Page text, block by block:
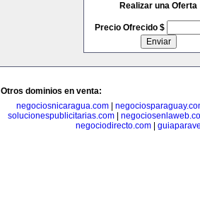
Realizar una Oferta
Precio Ofrecido $
Otros dominios en venta:
negociosnicaragua.com
solucionespublicitarias.com
negociodirecto.com